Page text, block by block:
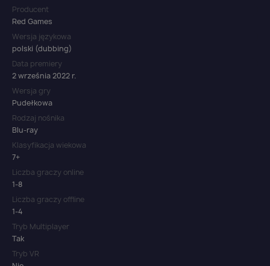
Producent
Red Games
Wersja językowa
polski (dubbing)
Data premiery
2 września 2022 r.
Wersja gry
Pudełkowa
Rodzaj nośnika
Blu-ray
Klasyfikacja wiekowa
7+
Liczba graczy online
1-8
Liczba graczy offline
1-4
Tryb Multiplayer
Tak
Tryb VR